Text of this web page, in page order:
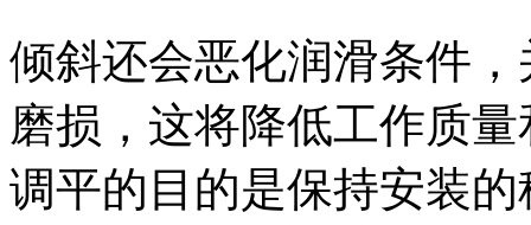
倾斜还会恶化润滑条件
磨损，这将降低工作质
调平的目的是保持安装